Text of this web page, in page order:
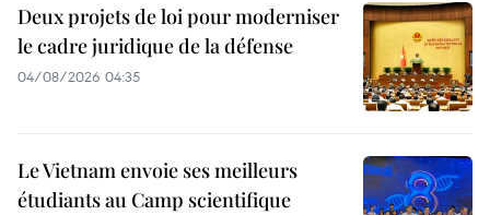
Deux projets de loi pour moderniser
le cadre juridique de la défense
04/08/2026 04:35
Le Vietnam envoie ses meilleurs
étudiants au Camp scientifique